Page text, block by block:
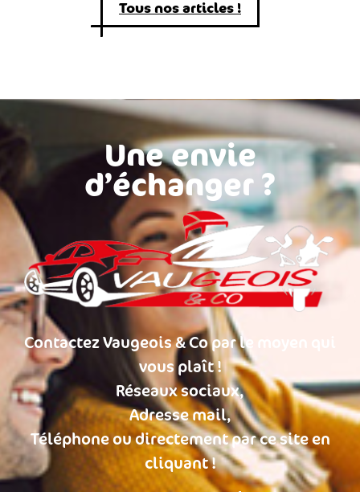
Tous nos articles !
Une envie
d’échanger ?
Contactez Vaugeois & Co par le moyen qui
vous plaît !
Réseaux sociaux,
Adresse mail,
Téléphone ou directement par ce site en
cliquant !